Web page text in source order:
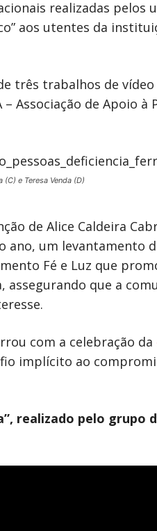
realizadas pelos
aos utentes da
três trabalhos de
Associação de Apoio à
e Teresa Venda (D)
de Alice Caldeira
um levantamento
Fé e Luz que
que a
com a celebração da
implícito ao
realizado pelo grupo